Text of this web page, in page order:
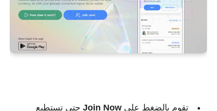
تقوم بالضغط علي Join Now حتي تستطيع